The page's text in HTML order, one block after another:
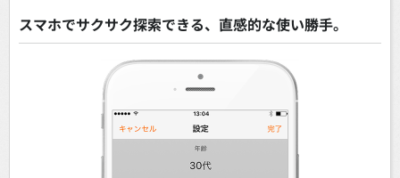
スマホでサクサク探索できる、直感的な使い勝手。